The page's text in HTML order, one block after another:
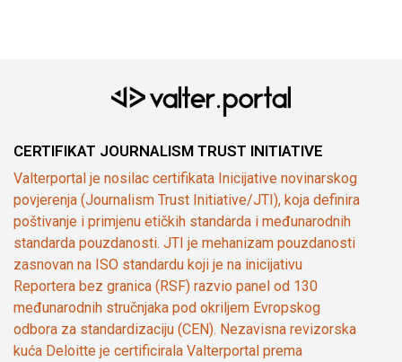
CERTIFIKAT JOURNALISM TRUST INITIATIVE
Valterportal je nosilac certifikata Inicijative novinarskog
povjerenja (Journalism Trust Initiative/JTI), koja definira
poštivanje i primjenu etičkih standarda i međunarodnih
standarda pouzdanosti. JTI je mehanizam pouzdanosti
zasnovan na ISO standardu koji je na inicijativu
Reportera bez granica (RSF) razvio panel od 130
međunarodnih stručnjaka pod okriljem Evropskog
odbora za standardizaciju (CEN). Nezavisna revizorska
kuća Deloitte je certificirala Valterportal prema